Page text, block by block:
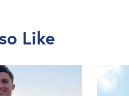
Like